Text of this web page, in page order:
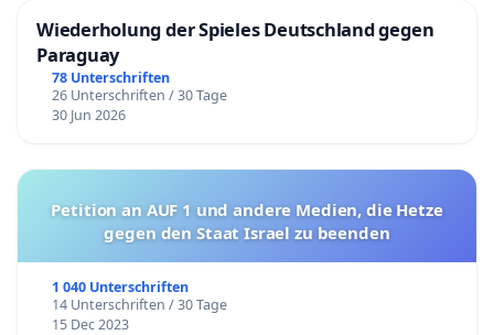
Wiederholung der Spieles Deutschland gegen
Paraguay
78 Unterschriften
26 Unterschriften / 30 Tage
30 Jun 2026
Petition an AUF 1 und andere Medien, die Hetze
gegen den Staat Israel zu beenden
1 040 Unterschriften
14 Unterschriften / 30 Tage
15 Dec 2023